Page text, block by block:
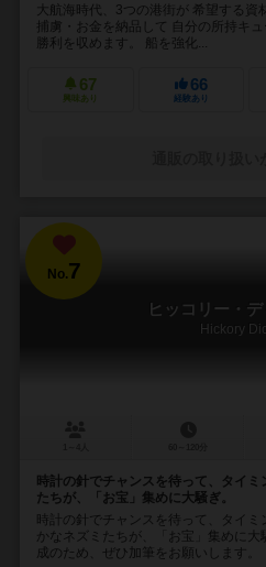
大航海時代、3つの港街が 希望する
捕虜・お金を納品して 自分の所持キ
勝利を収めます。 船を強化...
67
興味あり
66
経験あり
No.7
ヒッコリー・
Hickory
時計の針でチャンスを待って、タイ
たちが、「お宝」集めに大騒ぎ。
時計の針でチャンスを待って、タイ
かなネズミたちが、「お宝」集めに
成のため、ぜひ加筆をお願いします。